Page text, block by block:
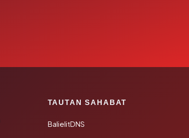
TAUTAN SAHABAT
BalielitDNS